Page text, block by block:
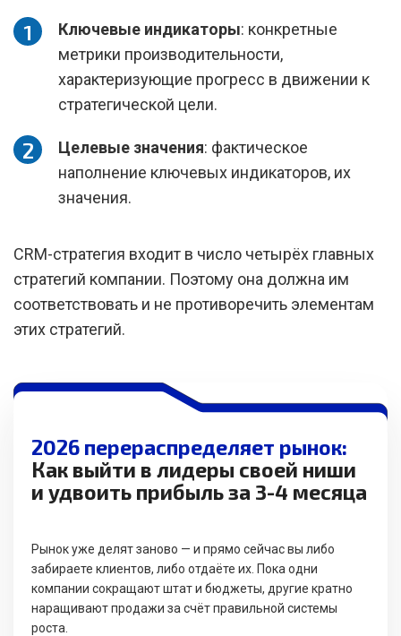
Ключевые индикаторы: конкретные
метрики производительности,
характеризующие прогресс в движении к
стратегической цели.
Целевые значения: фактическое
наполнение ключевых индикаторов, их
значения.
CRM-стратегия входит в число четырёх главных
стратегий компании. Поэтому она должна им
соответствовать и не противоречить элементам
этих стратегий.
2026 перераспределяет рынок:
Как выйти в лидеры своей ниши
и удвоить прибыль за 3-4 месяца
Рынок уже делят заново — и прямо сейчас вы либо
забираете клиентов, либо отдаёте их. Пока одни
компании сокращают штат и бюджеты, другие кратно
наращивают продажи за счёт правильной системы
роста.